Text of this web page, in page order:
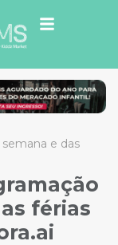
e das
férias